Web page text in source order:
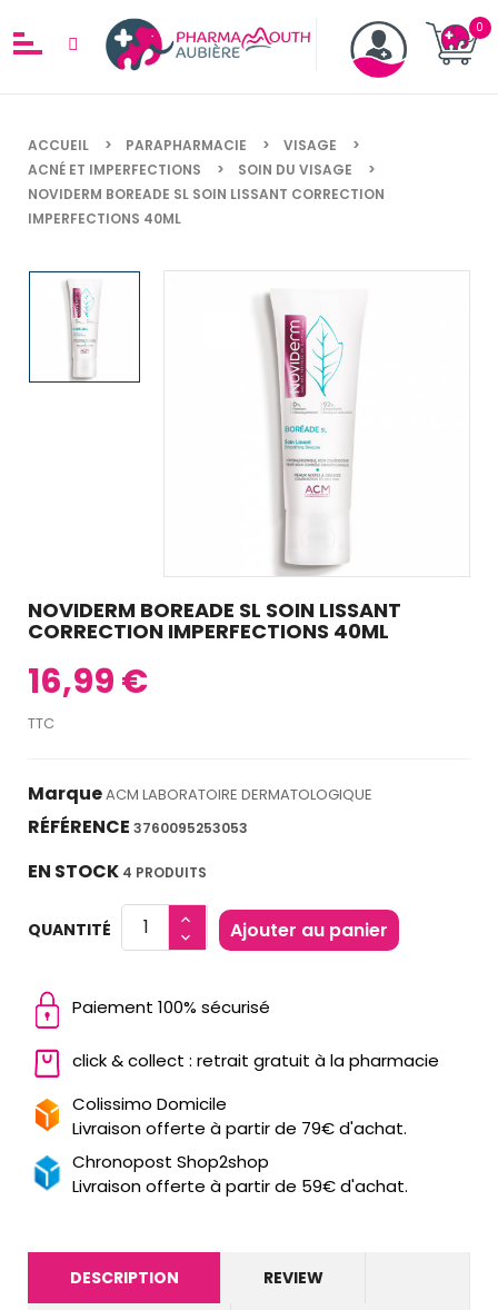
ACCUEIL PARAPHARMACIE
VISAGE
ACNÉ ET IMPERFECTIONS
SOIN DU VISAGE
NOVIDERM BOREADE SL SOIN LISSANT CORRECTION
IMPERFECTIONS 40ML
NOVIDERM BOREADE SL SOIN LISSANT
CORRECTION IMPERFECTIONS 40ML
16,99 €
TTC
MarqueACM LABORATOIRE DERMATOLOGIQUE
RÉFÉRENCE 3760095253053
EN STOCK 4 PRODUITS
QUANTITÉ Ajouter au panier
Paiement 100% sécurisé
click & collect : retrait gratuit à la pharmacie
Colissimo Domicile
Livraison offerte à partir de 79€ d'achat.
Chronopost Shop2shop
Livraison offerte à partir de 59€ d'achat.
DESCRIPTION REVIEW